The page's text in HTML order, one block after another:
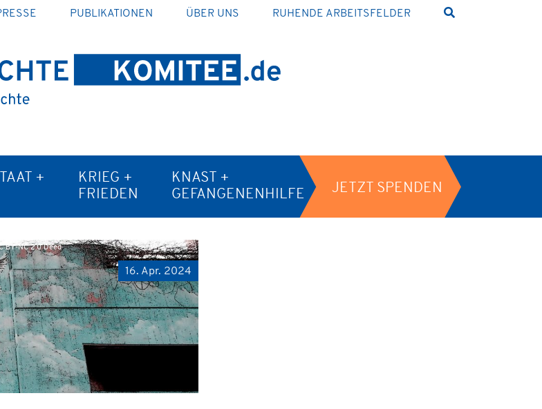
PUBLIKATIONEN ÜBER UNS RUHENDE ARBEITSFELDER
+
KRIEG +
FRIEDEN
KNAST +
GEFANGENENHILFE
JETZT SPENDEN
16. Apr. 2024
BY-NC 2.0 Deed